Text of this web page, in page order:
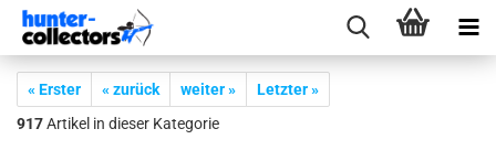
« Erster « zurück weiter »
Letzter »
917Artikel in dieser Kategorie